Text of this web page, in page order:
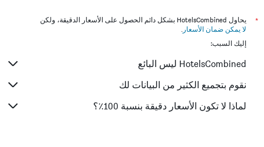
*
يحاول HotelsCombined بشكل دائم الحصول على الأسعار الدقيقة، ولكن
لا يمكن ضمان الأسعار .
إليك السبب:
HotelsCombined ليس البائع
نقوم بتجميع الكثير من البيانات لك
لماذا لا تكون الأسعار دقيقة بنسبة 100٪؟